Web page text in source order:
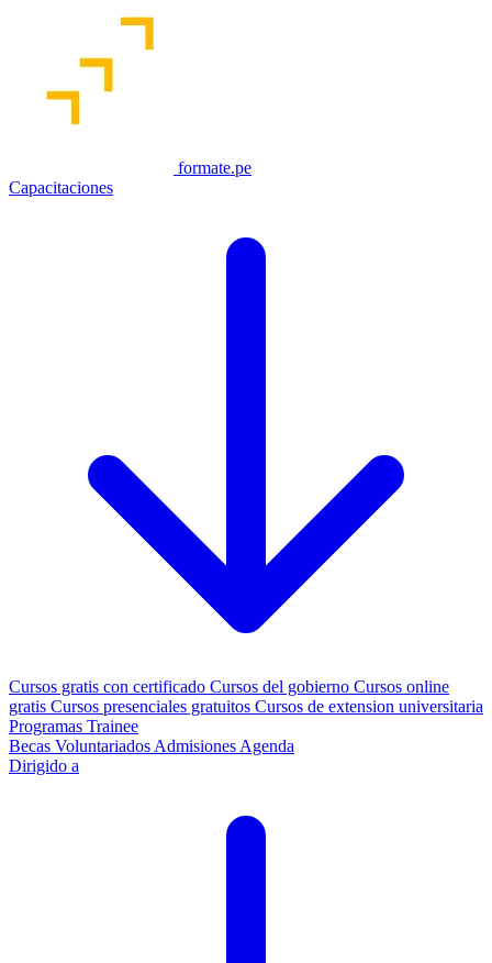
formate.pe
Capacitaciones
Cursos gratis con certificado Cursos del gobierno Cursos online
gratis Cursos presenciales gratuitos Cursos de extension universitaria
Programas Trainee
Becas Voluntariados Admisiones Agenda
Dirigido a